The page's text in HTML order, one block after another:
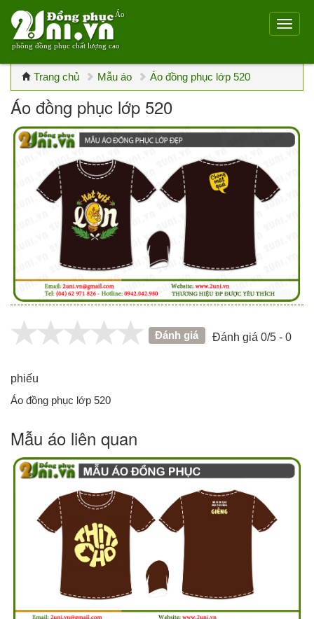
Áo
phông đồng phục chất lượng cao
Trang chủ Mẫu áo Áo đồng phục lớp 520
Áo đồng phục lớp 520
Đánh giá Đánh giá 0/5 - 0
phiếu
Áo đồng phục lớp 520
Mẫu áo liên quan